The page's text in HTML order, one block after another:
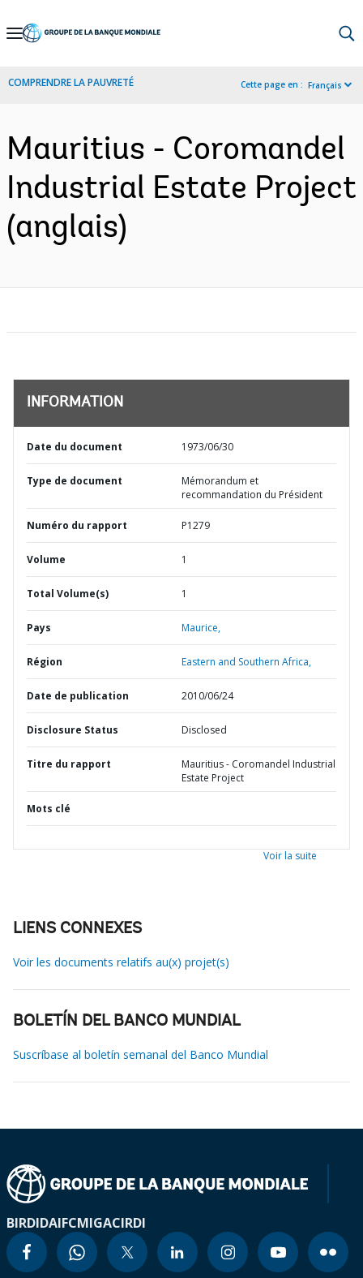
Skip
Navigation
COMPRENDRE LA PAUVRETÉ Cette page en : Français
Mauritius - Coromandel
Industrial Estate Project
(anglais)
INFORMATION
Date du document 1973/06/30
Type de document
Mémorandum et
recommandation du Président
Numéro du rapport P1279
Volume 1
Total Volume(s) 1
Pays Maurice,
Région Eastern and Southern Africa,
Date de publication 2010/06/24
Disclosure Status Disclosed
Titre du rapport
Mauritius - Coromandel Industrial
Estate Project
Mots clé
Voir la suite
LIENS CONNEXES
Voir les documents relatifs au(x) projet(s)
BOLETÍN DEL BANCO MUNDIAL
Suscríbase al boletín semanal del Banco Mundial
BIRDIDAIFCMIGACIRDI